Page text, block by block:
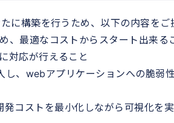
に構築を行うため、以下の内容をご
、最適なコストからスタート出来る
対応が行えること
し、webアプリケーションへの脆弱
コストを最小化しながら可視化を実